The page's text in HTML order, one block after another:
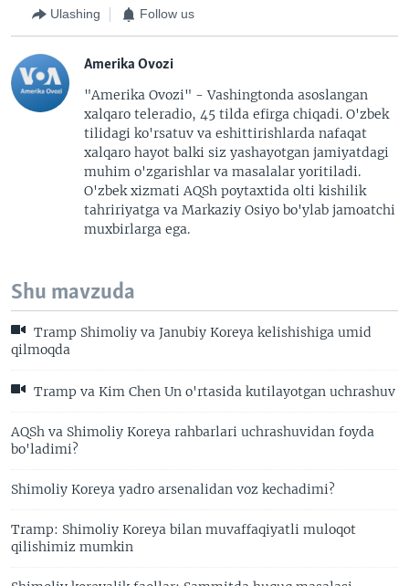
Ulashing Follow us
Amerika Ovozi
"Amerika Ovozi" - Vashingtonda asoslangan
xalqaro teleradio, 45 tilda efirga chiqadi. O'zbek
tilidagi ko'rsatuv va eshittirishlarda nafaqat
xalqaro hayot balki siz yashayotgan jamiyatdagi
muhim o'zgarishlar va masalalar yoritiladi.
O'zbek xizmati AQSh poytaxtida olti kishilik
tahririyatga va Markaziy Osiyo bo'ylab jamoatchi
muxbirlarga ega.
Shu mavzuda
Tramp Shimoliy va Janubiy Koreya kelishishiga umid
qilmoqda
Tramp va Kim Chen Un o'rtasida kutilayotgan uchrashuv
AQSh va Shimoliy Koreya rahbarlari uchrashuvidan foyda
bo'ladimi?
Shimoliy Koreya yadro arsenalidan voz kechadimi?
Tramp: Shimoliy Koreya bilan muvaffaqiyatli muloqot
qilishimiz mumkin